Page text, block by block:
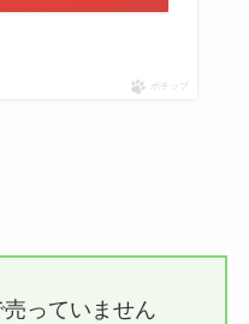
ポチップ
っていません